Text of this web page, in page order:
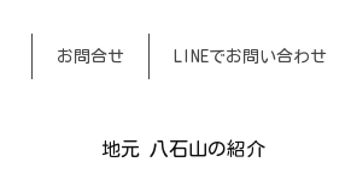
お問合せ LINEでお問い合わせ
地元 八石山の紹介